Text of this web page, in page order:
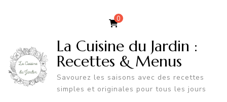
0
La Cuisine du Jardin :
Recettes & Menus
Savourez les saisons avec des recettes
simples et originales pour tous les jours